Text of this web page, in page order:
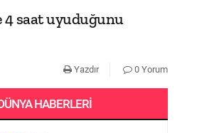
4 saat uyuduğunu
Yazdır 0 Yorum
HABERLERI